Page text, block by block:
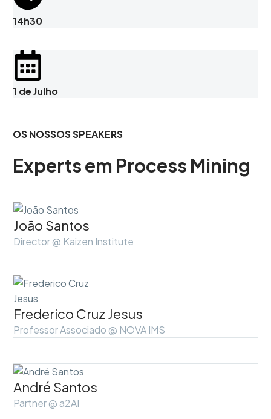
14h30
1 de Julho
OS NOSSOS SPEAKERS
Experts em Process Mining
João Santos
Director @ Kaizen Institute
Frederico Cruz Jesus
Professor Associado @ NOVA IMS
André Santos
Partner @ a2AI